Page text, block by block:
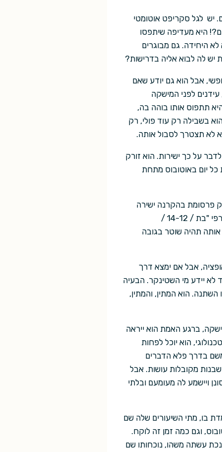
יש לגל סקריפט אוטומטי
היא מעדיפה שיתפסו
היחידה. גם מבוגרים
יש לה לבוא אליה בדרישות?
אבל הוא גם יודע שאם
לפני המישקה
תתפוס אותו בוהה בה,
בשבילה רק עוד פולי, רק
לא תצטרך לסבול אותה.
על כך ישירות. הוא זורק
כל יום באוטובוס מתחת
פרסומת בהקרנה ישירה
מהמישקה לרשתית, איזשהו מסר שיווקי שניצח במכירה פומבית שנמשכה אלפית שנייה בפלח הדמוגרפי "בת / 14-12 /
אותה תהיה שוטר בגובה
אבל אם ימצא דרך
לא יידע מי השטינקר. הבעיה
הוא המתין, והמתין,
ברגע האמת הוא ייראה
הוא יוכל לפחות
בדרך פלא הדברים
מקובלות עושות. אבל
ויישמע לה מעומעם ובלתי
בו, מתי השיעורים שלה שם
וגם כמה זמן זה לוקח.
עשתה משהו, נוכחותו שם